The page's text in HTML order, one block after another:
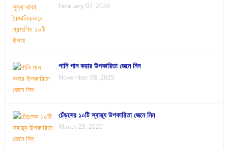
February 07, 2026
পানি পান করার উপকারিতা জেনে নিন
November 08, 2025
ঢেঁড়সের ১০টি স্বাস্থ্য উপকারিতা জেনে নিন
March 29, 2020